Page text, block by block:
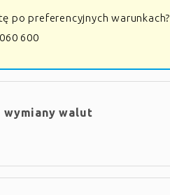
po preferencyjnych warunkach?
600
wymiany walut